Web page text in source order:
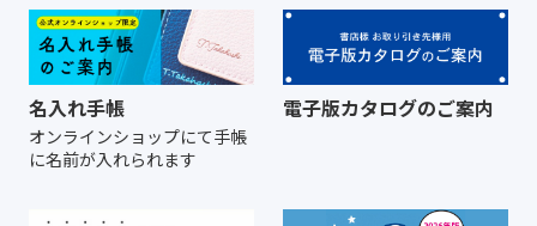
名入れ手帳
オンラインショップにて手帳
に名前が入れられます
電子版カタログのご案内